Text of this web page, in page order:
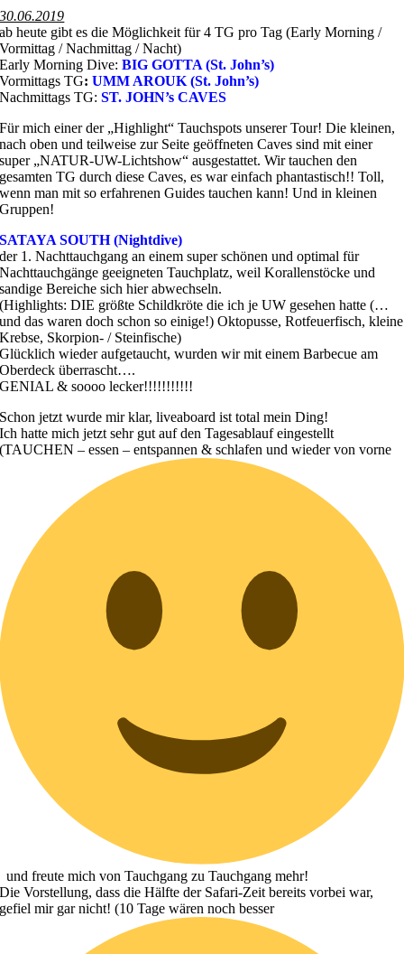
30.06.2019
ab heute gibt es die Möglichkeit für 4 TG pro Tag (Early Morning /
Vormittag / Nachmittag / Nacht)
Early Morning Dive: BIG GOTTA (St. John’s)
Vormittags TG: UMM AROUK (St. John’s)
Nachmittags TG: ST. JOHN’s CAVES
Für mich einer der „Highlight“ Tauchspots unserer Tour! Die kleinen,
nach oben und teilweise zur Seite geöffneten Caves sind mit einer
super „NATUR-UW-Lichtshow“ ausgestattet. Wir tauchen den
gesamten TG durch diese Caves, es war einfach phantastisch!! Toll,
wenn man mit so erfahrenen Guides tauchen kann! Und in kleinen
Gruppen!
SATAYA SOUTH (Nightdive)
der 1. Nachttauchgang an einem super schönen und optimal für
Nachttauchgänge geeigneten Tauchplatz, weil Korallenstöcke und
sandige Bereiche sich hier abwechseln.
(Highlights: DIE größte Schildkröte die ich je UW gesehen hatte (…
und das waren doch schon so einige!) Oktopusse, Rotfeuerfisch, kleine
Krebse, Skorpion- / Steinfische)
Glücklich wieder aufgetaucht, wurden wir mit einem Barbecue am
Oberdeck überrascht….
GENIAL & soooo lecker!!!!!!!!!!!
Schon jetzt wurde mir klar, liveaboard ist total mein Ding!
Ich hatte mich jetzt sehr gut auf den Tagesablauf eingestellt
(TAUCHEN – essen – entspannen & schlafen und wieder von vorne
und freute mich von Tauchgang zu Tauchgang mehr!
Die Vorstellung, dass die Hälfte der Safari-Zeit bereits vorbei war,
gefiel mir gar nicht! (10 Tage wären noch besser